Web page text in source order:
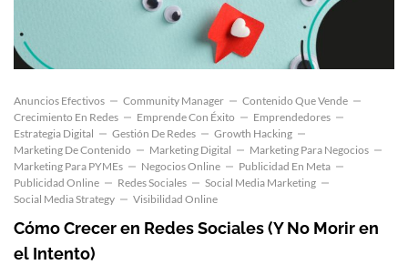
Anuncios Efectivos Community Manager
Contenido Que Vende
Crecimiento En Redes
Emprende Con Éxito
Emprendedores
Estrategia Digital
Gestión De Redes
Growth Hacking
Marketing De Contenido
Marketing Digital
Marketing Para Negocios
Marketing Para PYMEs
Negocios Online
Publicidad En Meta
Publicidad Online
Redes Sociales
Social Media Marketing
Social Media Strategy
Visibilidad Online
Cómo Crecer en Redes Sociales (Y No Morir en
el Intento)